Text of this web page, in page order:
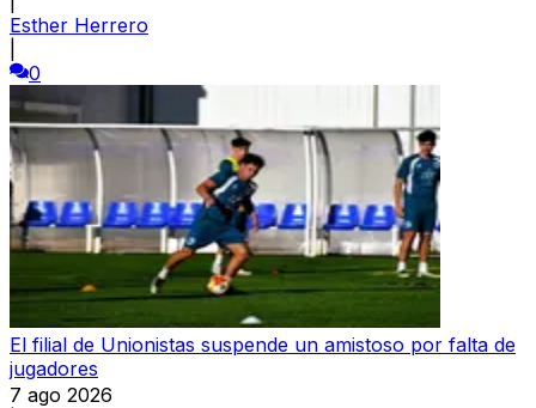
Esther Herrero
0
El filial de Unionistas suspende un amistoso por falta de
jugadores
7 ago 2026